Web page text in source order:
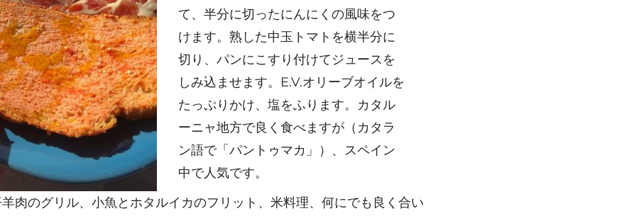
て、半分に切ったにんにくの風味をつ
けます。熟した中玉トマトを横半分に
切り、パンにこすり付けてジュースを
しみ込ませます。E.V.オリーブオイルを
たっぷりかけ、塩をふります。カタル
ーニャ地方で良く食べますが（カタラ
ン語で「パントゥマカ」）、スペイン
中で人気です。
肉のグリル、小魚とホタルイカのフリット、米料理、何にでも良く合い